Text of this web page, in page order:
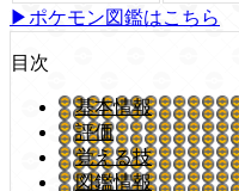
▶ポケモン図鑑はこちら
目次
基本情報
評価
覚える技
図鑑情報